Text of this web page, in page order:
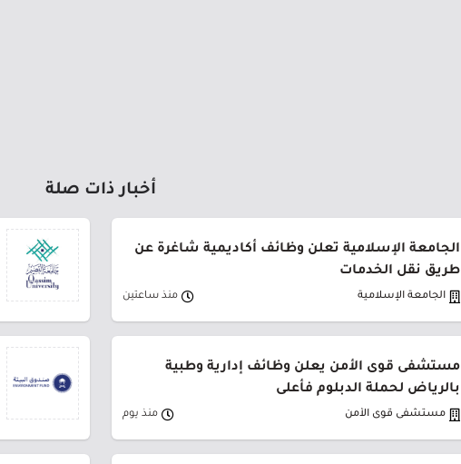
أخبار ذات صلة
الجامعة الإسلامية تعلن وظائف أكاديمية شاغرة عن
طريق نقل الخدمات
الجامعة الإسلامية منذ ساعتين
مستشفى قوى الأمن يعلن وظائف إدارية وطبية
بالرياض لحملة الدبلوم فأعلى
مستشفى قوى الأمن منذ يوم